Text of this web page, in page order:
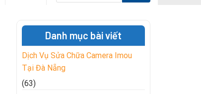
Danh mục bài viết
Dịch Vụ Sửa Chữa Camera Imou
Tại Đà Nẵng
(63)